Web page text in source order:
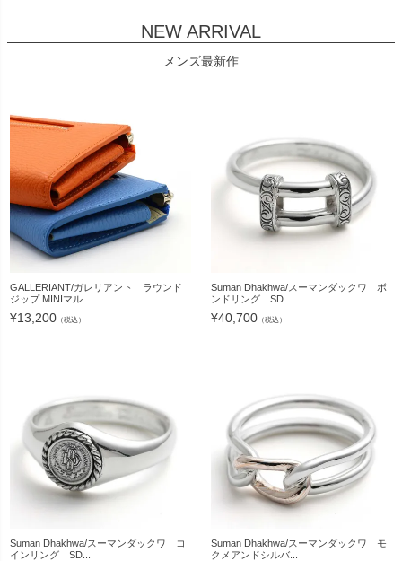
NEW ARRIVAL
メンズ最新作
GALLERIANT/ガレリアント ラウンド
ジップ MINIマル...
¥13,200 （税込）
Suman Dhakhwa/スーマンダックワ ボ
ンドリング SD...
¥40,700 （税込）
Suman Dhakhwa/スーマンダックワ コ
インリング SD...
Suman Dhakhwa/スーマンダックワ モ
クメアンドシルバ...